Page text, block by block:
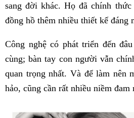
sang đời khác. Họ đã chính
đồng hồ thêm nhiều thiết kế đáng
Công nghệ có phát triển đến
cùng; bàn tay con người vẫn
quan trọng nhất. Và để làm nên
hảo, cũng cần rất nhiều niềm đam